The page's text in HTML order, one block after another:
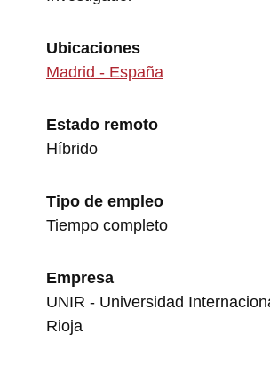
Ubicaciones
Madrid - España
Estado remoto
Híbrido
Tipo de empleo
Tiempo completo
Empresa
UNIR - Universidad
Rioja